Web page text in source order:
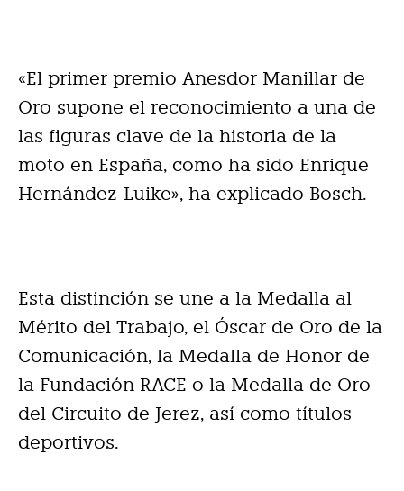
«El primer premio Anesdor Manillar de
Oro supone el reconocimiento a una de
las figuras clave de la historia de la
moto en España, como ha sido Enrique
Hernández-Luike», ha explicado Bosch.
Esta distinción se une a la Medalla al
Mérito del Trabajo, el Óscar de Oro de la
Comunicación, la Medalla de Honor de
la Fundación RACE o la Medalla de Oro
del Circuito de Jerez, así como títulos
deportivos.